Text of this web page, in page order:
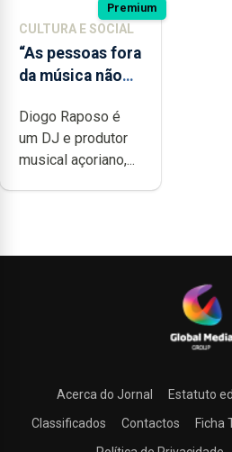
Premium
CULTURA E SOCIAL
“As pessoas fora
da música não
quão difícil é
produzir uma
música”
Diogo Raposo é
um DJ e produtor
musical açoriano,...
Acerca do Jornal Estatuto
Classificados
Contactos Ficha